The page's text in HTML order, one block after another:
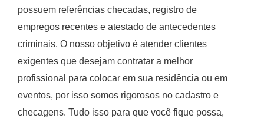
possuem referências checadas, registro de
empregos recentes e atestado de antecedentes
criminais. O nosso objetivo é atender clientes
exigentes que desejam contratar a melhor
profissional para colocar em sua residência ou em
eventos, por isso somos rigorosos no cadastro e
checagens. Tudo isso para que você fique possa,